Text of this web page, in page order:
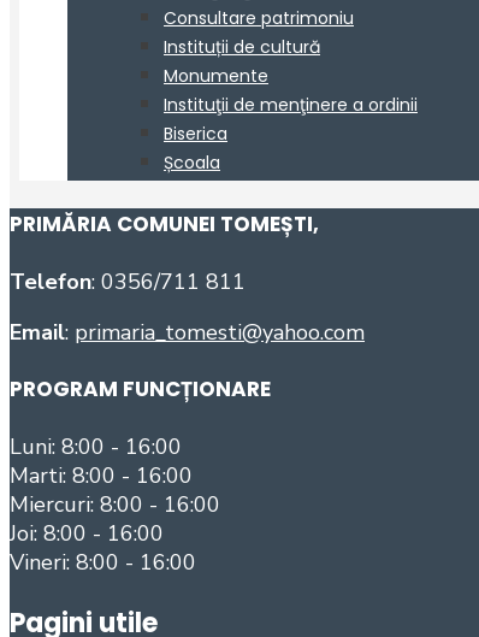
PRIMĂRIA COMUNEI TOMEȘTI,
Telefon: 0356/711 811
Email: primaria_tomesti@yahoo.com
PROGRAM FUNCȚIONARE
Luni: 8:00 - 16:00
Marti: 8:00 - 16:00
Miercuri: 8:00 - 16:00
Joi: 8:00 - 16:00
Vineri: 8:00 - 16:00
Pagini utile